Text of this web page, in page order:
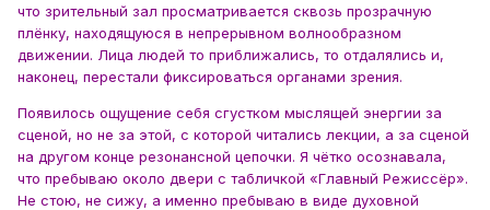
что зрительный зал просматривается сквозь прозрачную
плёнку, находящуюся в непрерывном волнообразном
движении. Лица людей то приближались, то отдалялись и,
наконец, перестали фиксироваться органами зрения.
Появилось ощущение себя сгустком мыслящей энергии за
сценой, но не за этой, с которой читались лекции, а за сценой
на другом конце резонансной цепочки. Я чётко осознавала,
что пребываю около двери с табличкой «Главный Режиссёр».
Не стою, не сижу, а именно пребываю в виде духовной